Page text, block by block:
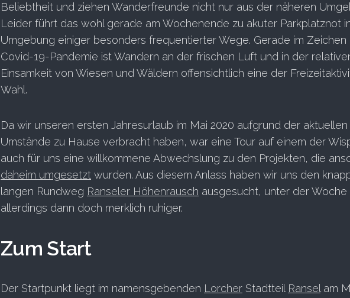
Beliebtheit und ziehen Wanderfreunde nicht nur aus der näheren
Leider führt das wohl gerade am Wochenende zu akuter Parkplatznot
Umgebung einiger besonders frequentierter Wege. Gerade im Zeichen
Covid-19-Pandemie ist Wandern an der frischen Luft und in der
Einsamkeit von Wiesen und Wäldern offensichtlich eine der
Wahl.
Da wir unseren ersten Jahresurlaub im Mai 2020 aufgrund der aktuellen
Umstände zu Hause verbracht haben, war eine Tour auf einem der
auch für uns eine willkommene Abwechslung zu den Projekten, die
daheim umgesetzt wurden. Aus diesem Anlass haben wir uns den
langen Rundweg Ranseler Höhenrausch ausgesucht, unter der Woche
allerdings dann doch merklich ruhiger.
Zum Start
Der Startpunkt liegt im namensgebenden Lorcher Stadtteil Ransel am